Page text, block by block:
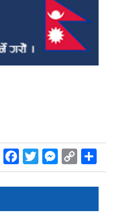
Facebook
Twitter
Messenger
Copy
Link